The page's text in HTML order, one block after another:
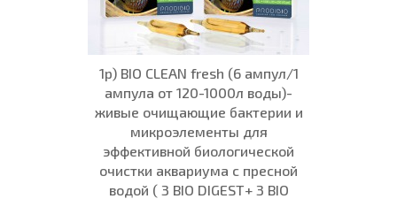
1р) BIO CLEAN fresh (6 ампул/1
ампула от 120-1000л воды)-
живые очищающие бактерии и
микроэлементы для
эффективной биологической
очистки аквариума с пресной
водой ( 3 BIO DIGEST+ 3 BIO